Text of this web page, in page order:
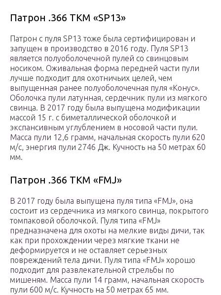
Патрон .366 ТКМ «SP13»
Патрон с пуля SP13 тоже была сертифицирован и
запущен в производство в 2016 году. Пуля SP13
является полуоболочечной пулей со свинцовым
носиком. Оживальная форма передней части пули
лучше подходит для охотничьих целей, чем
выпущенная ранее полуоболочечная пуля «Конус».
Оболочка пули латунная, сердечник пули из мягкого
свинца. В 2017 году была выпущена модификации
массой 15 г. с биметаллической оболочкой и
экспансивным углублением в носовой части пули.
Масса пули 12,6 грамм, начальная скорость пули 620
м/с, энергия пули 2746 Дж. Кучность на 50 метрах 60
мм.
Патрон .366 ТКМ «FMJ»
В 2017 году была выпущена пуля типа «FMJ», она
состоит из сердечника из мягкого свинца, покрытого
томпаковой оболочкой. Пуля типа «FMJ»
предназначена для охоты на мелкие виды дичи, так
как при прохождении через мягкие ткани не
деформируется и не оставляет серьезных
повреждений тела дичи. Пуля типа «FMJ» хорошо
подходит для развлекательной стрельбы по
мишеням. Масса пули 14 грамм, начальная скорость
пули 600 м/с. Кучность на 50 метрах 65 мм.